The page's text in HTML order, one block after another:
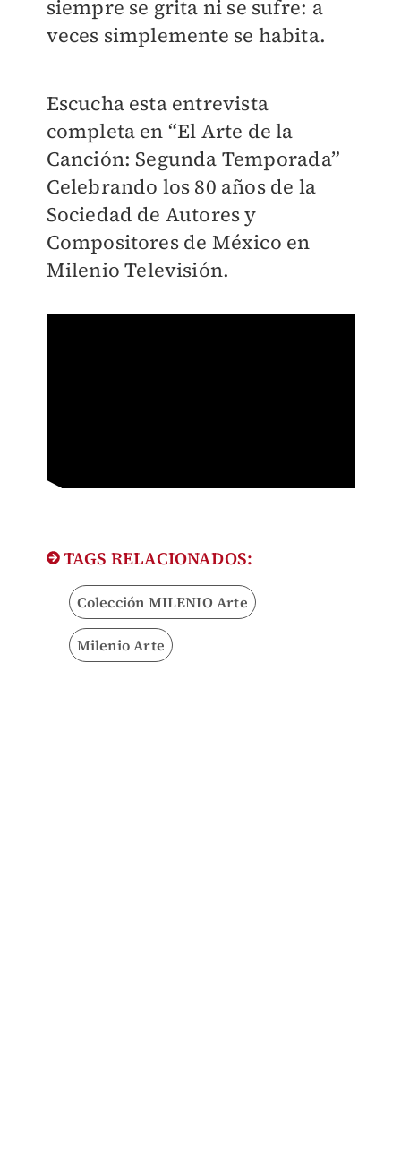
siempre se grita ni se sufre: a
veces simplemente se habita.
Escucha esta entrevista
completa en “El Arte de la
Canción: Segunda Temporada”
Celebrando los 80 años de la
Sociedad de Autores y
Compositores de México en
Milenio Televisión.
TAGS RELACIONADOS:
Colección MILENIO Arte
Milenio Arte